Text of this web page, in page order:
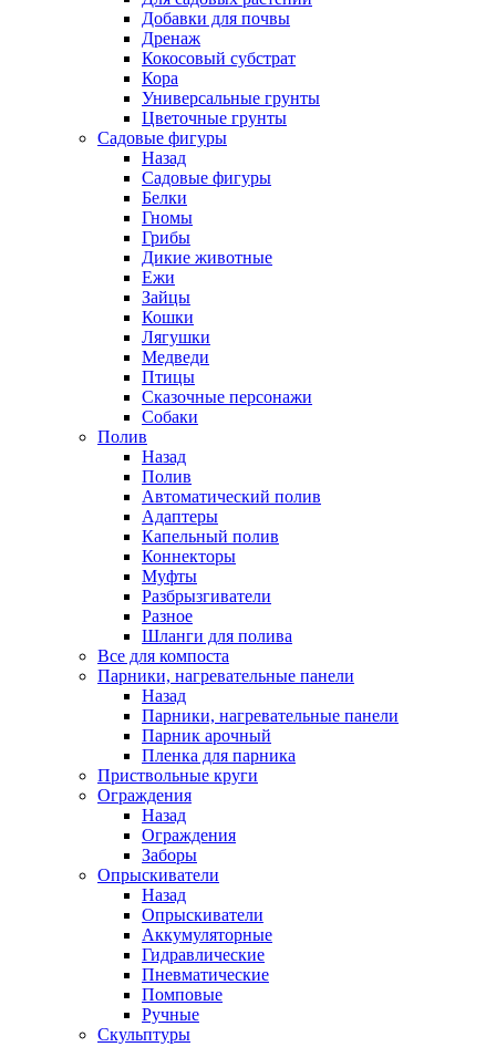
Добавки для почвы
Дренаж
Кокосовый субстрат
Кора
Универсальные грунты
Цветочные грунты
Садовые фигуры
Назад
Садовые фигуры
Белки
Гномы
Грибы
Дикие животные
Ежи
Зайцы
Кошки
Лягушки
Медведи
Птицы
Сказочные персонажи
Собаки
Полив
Назад
Полив
Автоматический полив
Адаптеры
Капельный полив
Коннекторы
Муфты
Разбрызгиватели
Разное
Шланги для полива
Все для компоста
Парники, нагревательные панели
Назад
Парники, нагревательные панели
Парник арочный
Пленка для парника
Приствольные круги
Ограждения
Назад
Ограждения
Заборы
Опрыскиватели
Назад
Опрыскиватели
Аккумуляторные
Гидравлические
Пневматические
Помповые
Ручные
Скульптуры